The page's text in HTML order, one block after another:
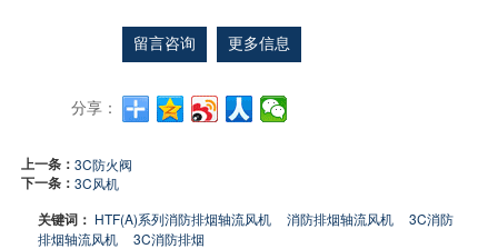
留言咨询 更多信息
分享：
上一条：3C防火阀
下一条：3C风机
关键词： HTF(A)系列消防排烟轴流风机 消防排烟轴流风机
3C消防
排烟轴流风机
3C消防排烟